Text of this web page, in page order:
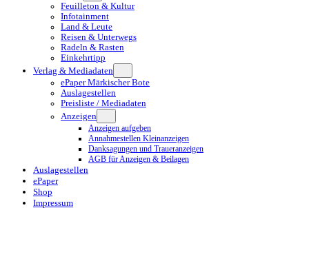
Feuilleton & Kultur
Infotainment
Land & Leute
Reisen & Unterwegs
Radeln & Rasten
Einkehrtipp
Verlag & Mediadaten
ePaper Märkischer Bote
Auslagestellen
Preisliste / Mediadaten
Anzeigen
Anzeigen aufgeben
Annahmestellen Kleinanzeigen
Danksagungen und Traueranzeigen
AGB für Anzeigen & Beilagen
Auslagestellen
ePaper
Shop
Impressum